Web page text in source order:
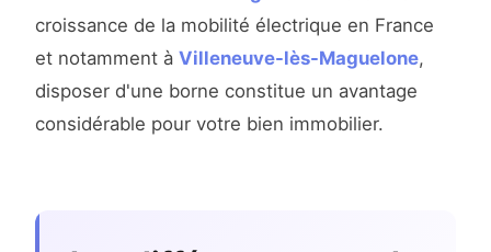
croissance de la mobilité électrique en France
et notamment à Villeneuve-lès-Maguelone,
disposer d'une borne constitue un avantage
considérable pour votre bien immobilier.